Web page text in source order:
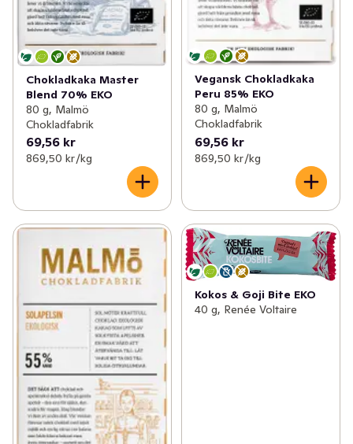
Chokladkaka Master
Blend 70% EKO
80 g, Malmö
Chokladfabrik
69,56 kr
869,50 kr /kg
Vegansk Chokladkaka
Peru 85% EKO
80 g, Malmö
Chokladfabrik
69,56 kr
869,50 kr /kg
Kokos & Goji Bite EKO
40 g, Renée Voltaire